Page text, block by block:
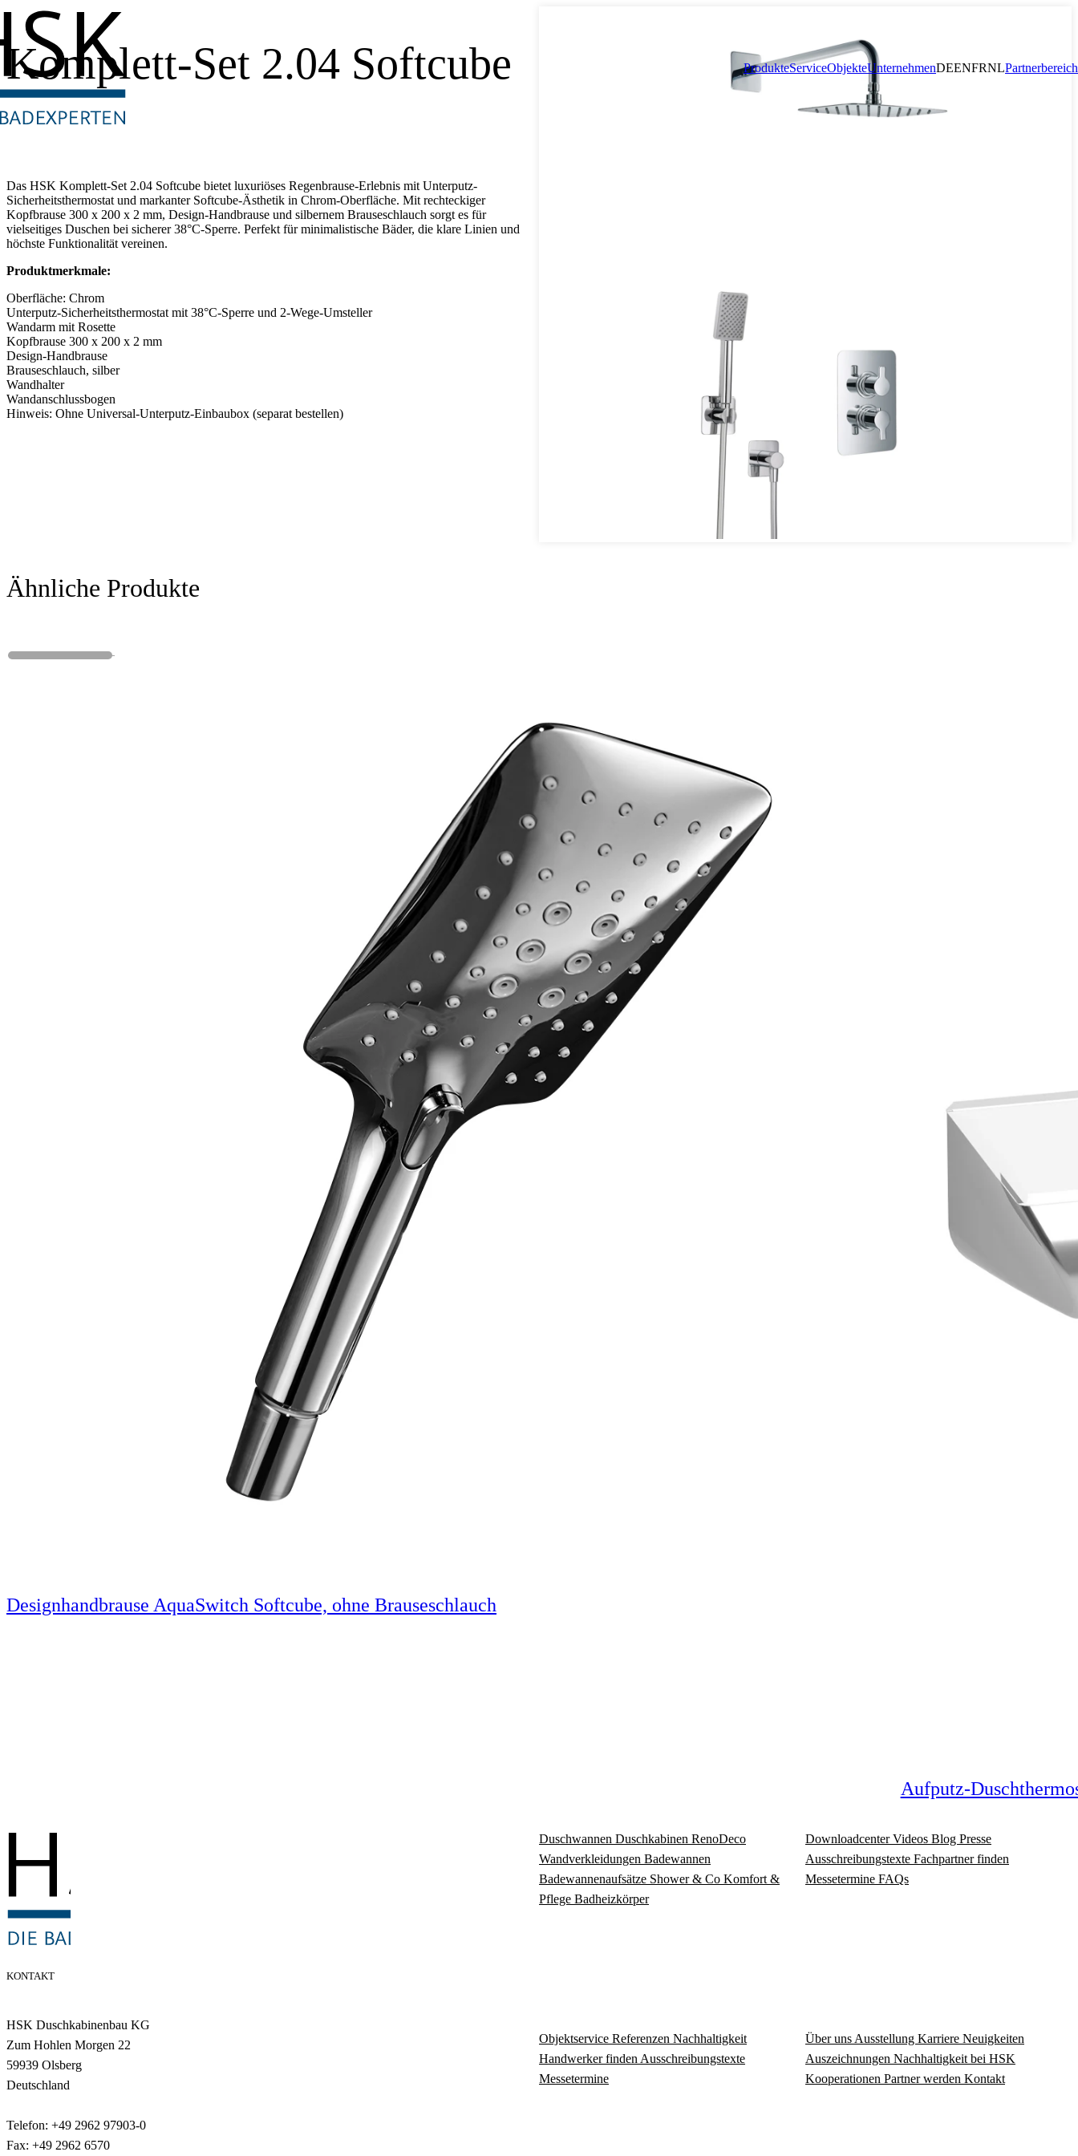
ProdukteServiceObjekteUnternehmenDEENFRNLPartnerbereich
Komplett-Set 2.04 Softcube
Das HSK Komplett-Set 2.04 Softcube bietet luxuriöses Regenbrause-Erlebnis mit Unterputz-
Sicherheitsthermostat und markanter Softcube-Ästhetik in Chrom-Oberfläche. Mit rechteckiger
Kopfbrause 300 x 200 x 2 mm, Design-Handbrause und silbernem Brauseschlauch sorgt es für
vielseitiges Duschen bei sicherer 38°C-Sperre. Perfekt für minimalistische Bäder, die klare Linien und
höchste Funktionalität vereinen.
Produktmerkmale:
Oberfläche: Chrom
Unterputz-Sicherheitsthermostat mit 38°C-Sperre und 2-Wege-Umsteller
Wandarm mit Rosette
Kopfbrause 300 x 200 x 2 mm
Design-Handbrause
Brauseschlauch, silber
Wandhalter
Wandanschlussbogen
Hinweis: Ohne Universal-Unterputz-Einbaubox (separat bestellen)
Ähnliche Produkte
Designhandbrause AquaSwitch Softcube, ohne Brauseschlauch
Aufputz-
KONTAKT
HSK Duschkabinenbau KG
Zum Hohlen Morgen 22
59939 Olsberg
Deutschland
Telefon: +49 2962 97903-0
Fax: +49 2962 6570
Duschwannen Duschkabinen RenoDeco
Wandverkleidungen Badewannen
Badewannenaufsätze Shower & Co Komfort &
Pflege Badheizkörper
Download­centerVideos Blog Presse
Ausschreibungstexte Fachpartner finden
Messetermine FAQs
Objektservice Referenzen Nachhaltigkeit
Handwerker finden Ausschreibungstexte
Messetermine
Über uns Ausstellung Karriere Neuigkeiten
Auszeichnungen Nachhaltigkeit bei HSK
Kooperationen Partner werden Kontakt